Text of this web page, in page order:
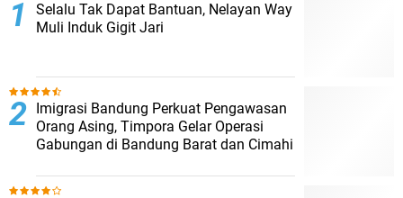
Selalu Tak Dapat Bantuan, Nelayan Way
Muli Induk Gigit Jari
Imigrasi Bandung Perkuat Pengawasan
Orang Asing, Timpora Gelar Operasi
Gabungan di Bandung Barat dan Cimahi